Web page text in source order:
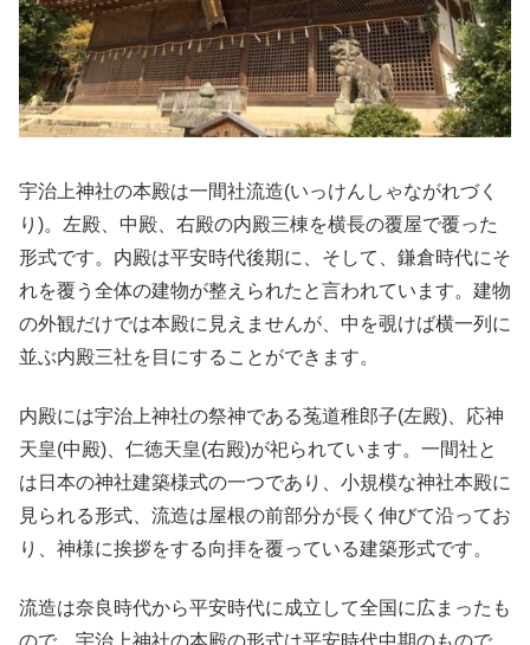
宇治上神社の本殿は一間社流造(いっけんしゃながれづく
り)。左殿、中殿、右殿の内殿三棟を横長の覆屋で覆った
形式です。内殿は平安時代後期に、そして、鎌倉時代にそ
れを覆う全体の建物が整えられたと言われています。建物
の外観だけでは本殿に見えませんが、中を覗けば横一列に
並ぶ内殿三社を目にすることができます。
内殿には宇治上神社の祭神である菟道稚郎子(左殿)、応神
天皇(中殿)、仁徳天皇(右殿)が祀られています。一間社と
は日本の神社建築様式の一つであり、小規模な神社本殿に
見られる形式、流造は屋根の前部分が長く伸びて沿ってお
り、神様に挨拶をする向拝を覆っている建築形式です。
流造は奈良時代から平安時代に成立して全国に広まったも